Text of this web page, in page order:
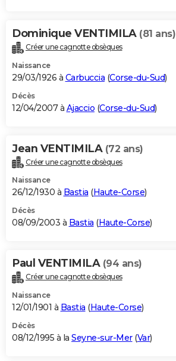
Dominique VENTIMILA (81 ans)
Créer une cagnotte obsèques
Naissance
29/03/1926 à Carbuccia (Corse-du-Sud)
Décès
12/04/2007 à Ajaccio (Corse-du-Sud)
Jean VENTIMILA (72 ans)
Créer une cagnotte obsèques
Naissance
26/12/1930 à Bastia (Haute-Corse)
Décès
08/09/2003 à Bastia (Haute-Corse)
Paul VENTIMILA (94 ans)
Créer une cagnotte obsèques
Naissance
12/01/1901 à Bastia (Haute-Corse)
Décès
08/12/1995 à la Seyne-sur-Mer(Var)